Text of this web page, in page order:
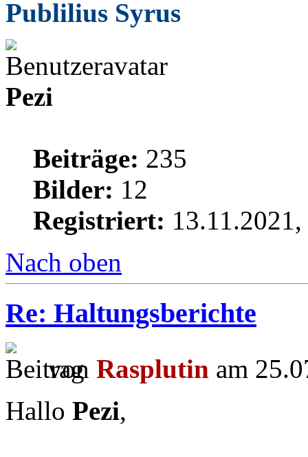
Publilius Syrus
Pezi
Beiträge: 235
Bilder: 12
Registriert:
Nach oben
Re: Haltungsberichte
von Rasplutin am
Hallo Pezi,